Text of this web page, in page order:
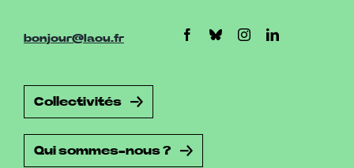
bonjour@laou.fr
Collectivités
Qui sommes-nous ?